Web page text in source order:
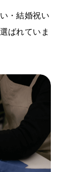
・結婚祝い
ばれていま